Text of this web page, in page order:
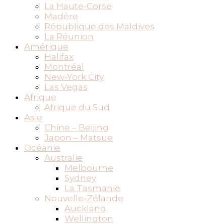
La Haute-Corse
Madère
République des Maldives
La Réunion
Amérique
Halifax
Montréal
New-York City
Las Vegas
Afrique
Afrique du Sud
Asie
Chine – Beijing
Japon – Matsue
Océanie
Australie
Melbourne
Sydney
La Tasmanie
Nouvelle-Zélande
Auckland
Wellington